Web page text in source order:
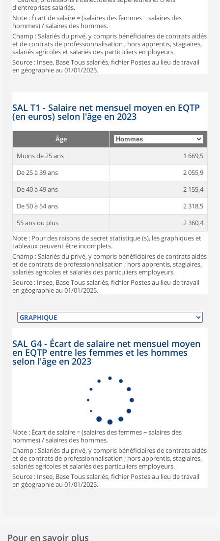
d'entreprises salariés.
Note : Écart de salaire = (salaires des femmes − salaires des
hommes) / salaires des hommes.
Champ : Salariés du privé, y compris bénéficiaires de contrats aidés
et de contrats de professionnalisation ; hors apprentis, stagiaires,
salariés agricoles et salariés des particuliers employeurs.
Source : Insee, Base Tous salariés, fichier Postes au lieu de travail
en géographie au 01/01/2025.
SAL T1 - Salaire net mensuel moyen en EQTP
(en euros) selon l'âge en 2023
Âge
Moins de 25 ans
1 669,5
De 25 à 39 ans
2 055,9
De 40 à 49 ans
2 155,4
De 50 à 54 ans
2 318,5
55 ans ou plus
2 360,4
Note : Pour des raisons de secret statistique (s), les graphiques et
tableaux peuvent être incomplets.
Champ : Salariés du privé, y compris bénéficiaires de contrats aidés
et de contrats de professionnalisation ; hors apprentis, stagiaires,
salariés agricoles et salariés des particuliers employeurs.
Source : Insee, Base Tous salariés, fichier Postes au lieu de travail
en géographie au 01/01/2025.
SAL G4 - Écart de salaire net mensuel moyen
en EQTP entre les femmes et les hommes
selon l'âge en 2023
Note : Écart de salaire = (salaires des femmes − salaires des
hommes) / salaires des hommes.
Champ : Salariés du privé, y compris bénéficiaires de contrats aidés
et de contrats de professionnalisation ; hors apprentis, stagiaires,
salariés agricoles et salariés des particuliers employeurs.
Source : Insee, Base Tous salariés, fichier Postes au lieu de travail
en géographie au 01/01/2025.
Pour en savoir plus